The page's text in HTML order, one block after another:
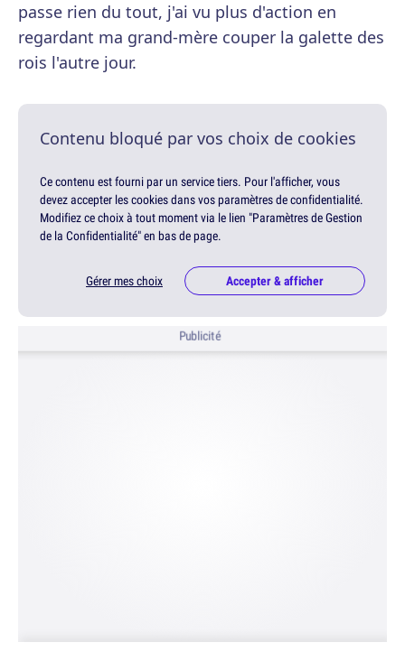
passe rien du tout, j'ai vu plus d'action en
regardant ma grand-mère couper la galette des
rois l'autre jour.
Contenu bloqué par vos choix de cookies
Ce contenu est fourni par un service tiers. Pour l'afficher, vous
devez accepter les cookies dans vos paramètres de confidentialité.
Modifiez ce choix à tout moment via le lien "Paramètres de Gestion
de la Confidentialité" en bas de page.
Gérer mes choix Accepter & afficher
Publicité